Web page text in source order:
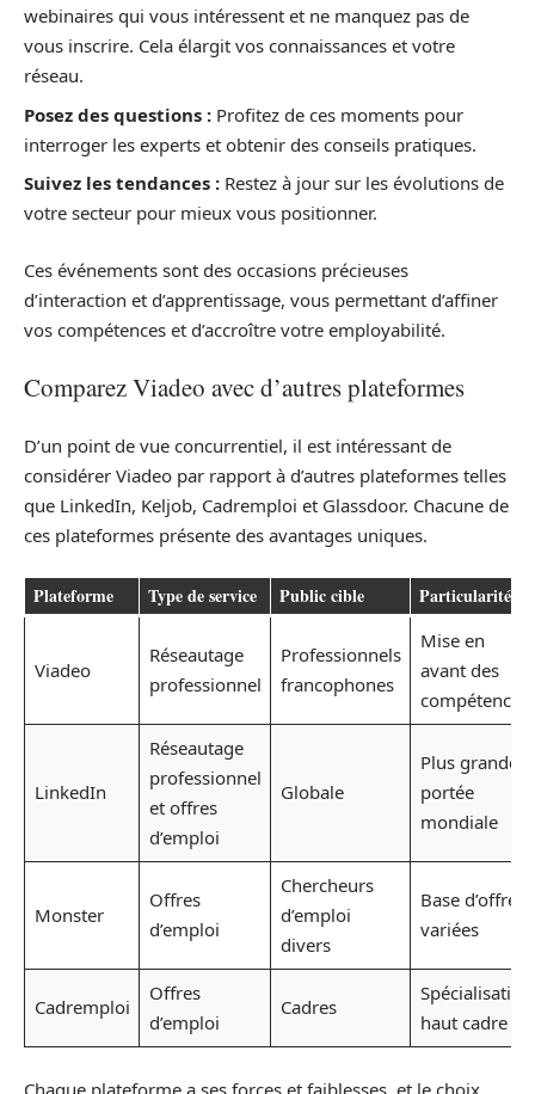
webinaires qui vous intéressent et ne manquez pas de
vous inscrire. Cela élargit vos connaissances et votre
réseau.
Posez des questions : Profitez de ces moments pour
interroger les experts et obtenir des conseils pratiques.
Suivez les tendances : Restez à jour sur les évolutions de
votre secteur pour mieux vous positionner.
Ces événements sont des occasions précieuses
d’interaction et d’apprentissage, vous permettant d’affiner
vos compétences et d’accroître votre employabilité.
Comparez Viadeo avec d’autres plateformes
D’un point de vue concurrentiel, il est intéressant de
considérer Viadeo par rapport à d’autres plateformes telles
que LinkedIn, Keljob, Cadremploi et Glassdoor. Chacune de
ces plateformes présente des avantages uniques.
Plateforme Type de service Public cible Particularités
Viadeo
Réseautage
professionnel
Professionnels
francophones
Mise en
avant des
compétences
LinkedIn
Réseautage
professionnel
et offres
d’emploi
Globale
Plus grande
portée
mondiale
Monster
Offres
d’emploi
Chercheurs
d’emploi
divers
Base d’offres
variées
Cadremploi
Offres
d’emploi
Cadres
Spécialisation
haut cadre
Chaque plateforme a ses forces et faiblesses, et le choix